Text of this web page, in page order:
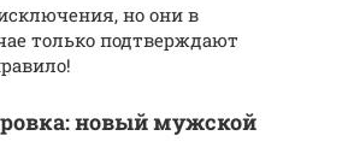
но они в
только подтверждают
новый мужской